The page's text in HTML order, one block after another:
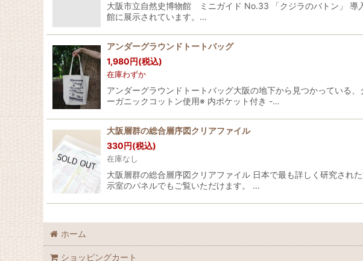
大阪市立自然史博物館 ミニガイド No.33 「クジラのバトン」 導
館に展示されています。…
アンダーグラウンドトートバッグ
1,980円(税込)
在庫わずか
アンダーグラウンドトートバッグ大阪の地下から見つかっている
ーガニックコットン使用※ 内ポケット付き -…
大阪層群の総合層序図クリアファイル
330円(税込)
在庫なし
大阪層群の総合層序図クリアファイル 日本で最も詳しく研究され
示室のパネルでもご覧いただけます。 …
ホーム
ショッピングカート